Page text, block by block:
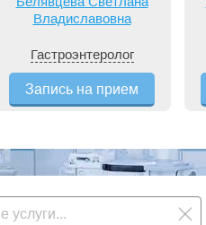
Владиславовна
Гастроэнтеролог
Запись на прием